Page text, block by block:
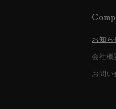
お知ら
会社概
お問い